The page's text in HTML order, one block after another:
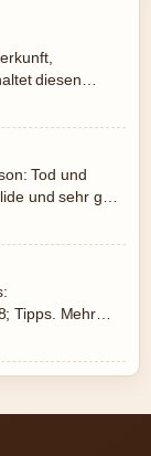
diesen
Tod und
und sehr gut
Tipps. Mehr